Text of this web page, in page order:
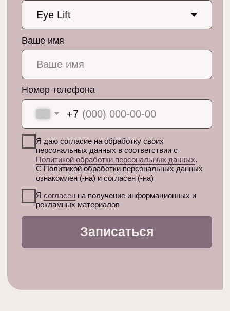
+7 (812) 642-65-65
Политика в отношении обработки
Согласие на получение информационных
Меню
О студии
Процедуры
Специалисты
Контакты
Петроградская,
Разработка сайта —GAVRICHKOVA ALINA
Яндекс Карты
2ГИС